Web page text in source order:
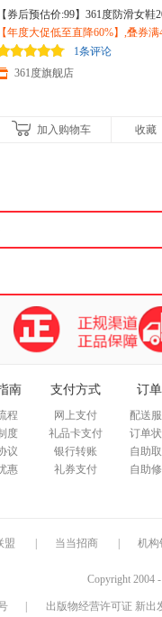
【券后预估价:99】361度防滑女鞋
6冬季加绒加厚休闲鞋高帮板鞋保
鞋582446627A
【年度大促低至直降60%】,叠券满
150/600减230,立即抢购！
1条评论
361度旗舰店
加入购物车 收藏
南
程
度
议
惠
支付方式
网上支付
礼品卡支付
银行转账
礼券支付
订
配送
订单
自助
自助
盟 当当招商 机构
Copyright 2004
出版物经营许可证 新出